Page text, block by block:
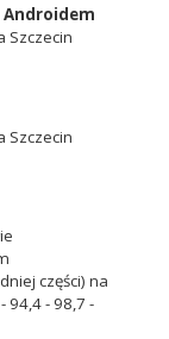
Szczecin
Szczecin
części) na
94,4 - 98,7 -